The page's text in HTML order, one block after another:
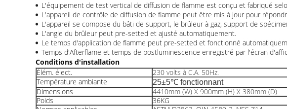
L'équipement de test vertical de diffusion de flamme est conçu et fabriqué
L'appareil de contrôle de diffusion de flamme peut être mis à jour pour
L'appareil se compose du bâti de support, le brûleur à gaz, support de
L'angle du brûleur peut pre-setted et ajusté automatiquement.
Le temps d'application de flamme peut pre-setted et fonctionné
Temps d'Afterflame et temps de postluminescence enregistré par l'écran
Conditions d'installation
Élém. élect.
230 volts à C.A. 50Hz.
Température ambiante
25±5℃ fonctionnant
Dimensions
4410mm (W) X 900mm (H) X 380mm (D)
Poids
36KG